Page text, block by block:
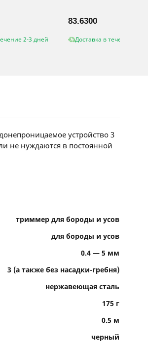
2-3 дней
83.6300
Доставка в течение 2-3
устройство 3
не нуждаются в постоянной
триммер для бороды и усов
для бороды и усов
0.4 — 5 мм
3 (а также без насадки-гребня)
нержавеющая сталь
175 г
0.5 м
черный